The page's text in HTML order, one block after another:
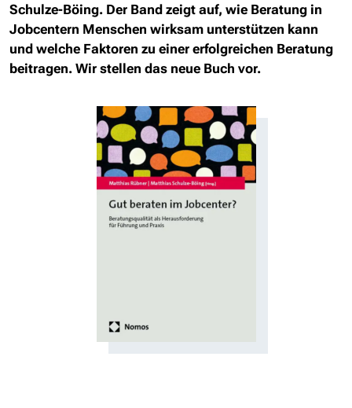
Schulze-Böing. Der Band zeigt auf, wie Beratung in
Jobcentern Menschen wirksam unterstützen kann
und welche Faktoren zu einer erfolgreichen Beratung
beitragen. Wir stellen das neue Buch vor.